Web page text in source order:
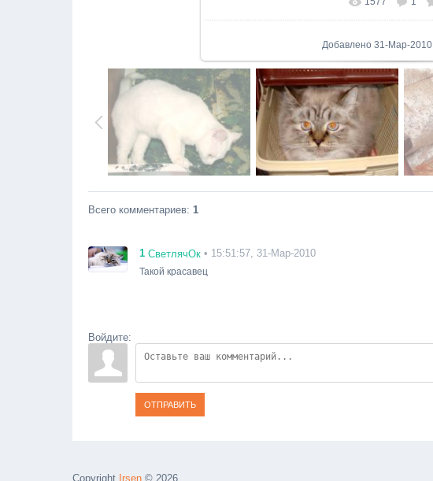
Добавлено 31-Мар-2010
Всего комментариев: 1
1 СветлячОк • 15:51:57, 31-Мар-2010
Такой красавец
Войдите:
ОТПРАВИТЬ
Copyright Irsen © 2026